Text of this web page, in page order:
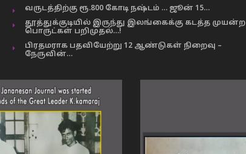
வருடத்திற்கு ரூ.800 கோடி நஷ்டம் … ஜூன் 15…
தூத்துக்குடியில் இருந்து இலங்கைக்கு கடத்த முயன்ற
பொருட்கள் பறிமுதல்…!
பிரதமராக பதவியேற்று 12 ஆண்டுகள் நிறைவு –
நேருவின்…